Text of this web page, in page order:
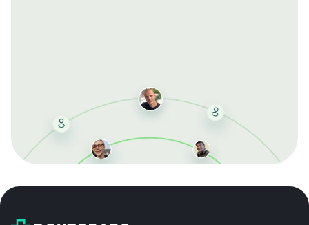
bei jeder Bestellung, erhalten schnelle Lieferung und